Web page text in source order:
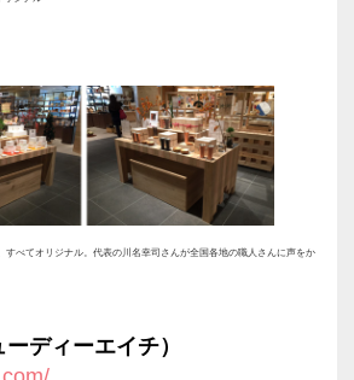
う表情の異なる２種類
たいところ。 日本の伝
ころにも活きています
から縁起が良く湿気に
てきた桐箱を使用。 ア
」を使用しています。